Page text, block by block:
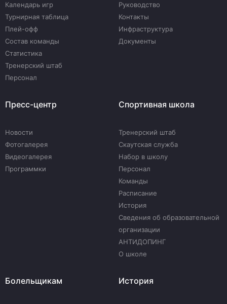
Календарь игр
Турнирная таблица
Плей-офф
Состав команды
Статистика
Тренерский штаб
Персонал
Руководство
Контакты
Инфраструктура
Документы
Пресс-центр
Новости
Фотогалерея
Видеогалерея
Программки
Спортивная школа
Тренерский штаб
Скаутская служба
Набор в школу
Персонал
Команды
Расписание
История
Сведения об образовательной
организации
АНТИДОПИНГ
О школе
Болельщикам История